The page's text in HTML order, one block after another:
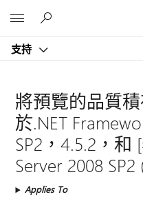
支持
將預覽的品質
於.NET
SP2，4.5.2，和
Server 2008 SP2
Applies To